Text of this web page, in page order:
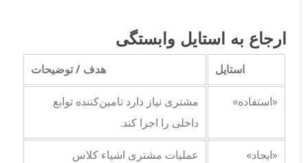
ارجاع به استایل وابستگی
استایل هدف / توضیحات
«استفاده»
مشتری نیاز دارد تامین‌کننده توابع
داخلی را اجرا کند.
«ایجاد»
عملیات مشتری اشیاء کلاس